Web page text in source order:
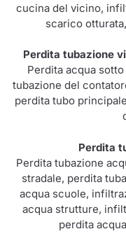
cucina del vicino,
scarico
Perdita tubazione
Perdita acqua
tubazione del
perdita tubo
Perdita
Perdita tubazione
stradale, perdita
acqua scuole,
acqua strutture,
perdita